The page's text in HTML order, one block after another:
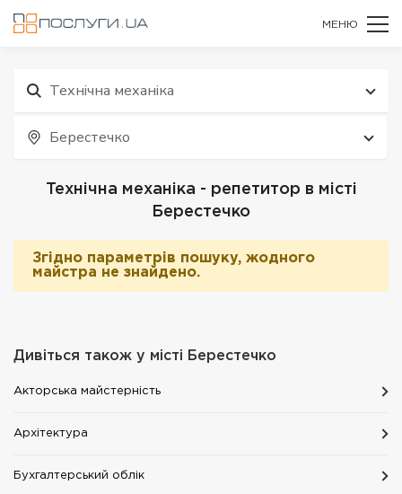
МЕНЮ
Технічна механіка
Берестечко
Технічна механіка - репетитор в місті
Берестечко
Згідно параметрів пошуку, жодного
майстра не знайдено.
Дивіться також у місті Берестечко
Акторська майстерність
Архітектура
Бухгалтерський облік